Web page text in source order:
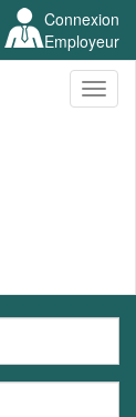
Connexion
Employeur